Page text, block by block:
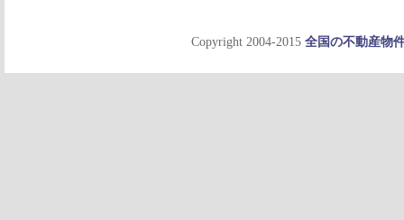
Copyright 2004-2015 全国の不動産物